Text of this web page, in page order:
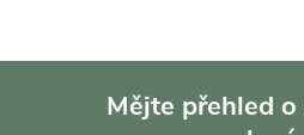
Mějte přehled